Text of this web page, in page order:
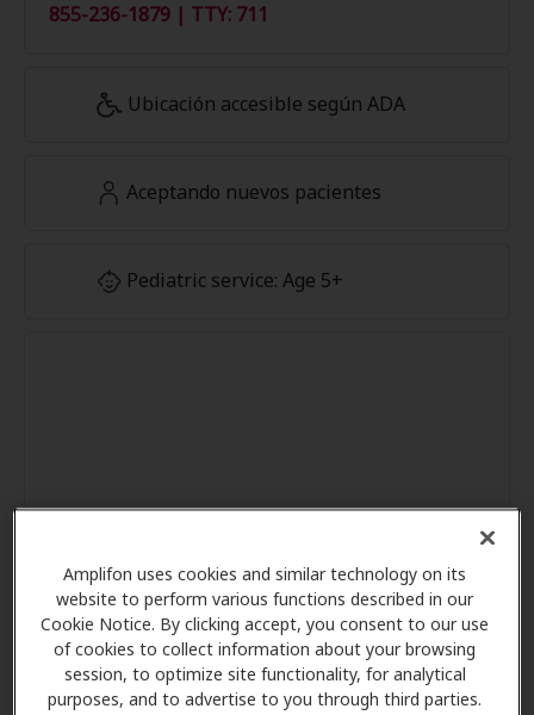
Amplifon uses cookies and similar technology on its
website to perform various functions described in our
Cookie Notice. By clicking accept, you consent to our use
of cookies to collect information about your browsing
session, to optimize site functionality, for analytical
purposes, and to advertise to you through third parties.
855-236-1879 | TTY: 711
Ubicación accesible según ADA
Aceptando nuevos pacientes
Pediatric service: Age 5+